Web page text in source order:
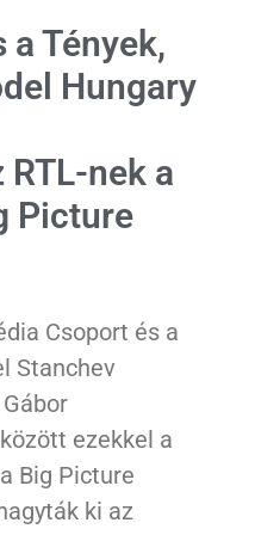
a Tények,
Hungary
nek a
Picture
Csoport és a
Stanchev
ezekkel a
Big Picture
ki az